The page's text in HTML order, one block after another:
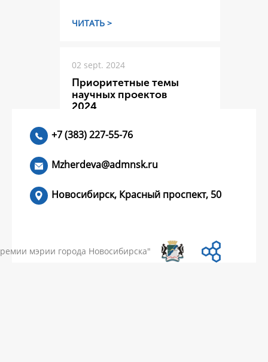
ЧИТАТЬ >
02 sept. 2024
Приоритетные темы
научных проектов
2024
ЧИТАТЬ >
+7 (383) 227-55-76
Mzherdeva@admnsk.ru
Новосибирск, Красный проспект, 50
мэрии города Новосибирска"